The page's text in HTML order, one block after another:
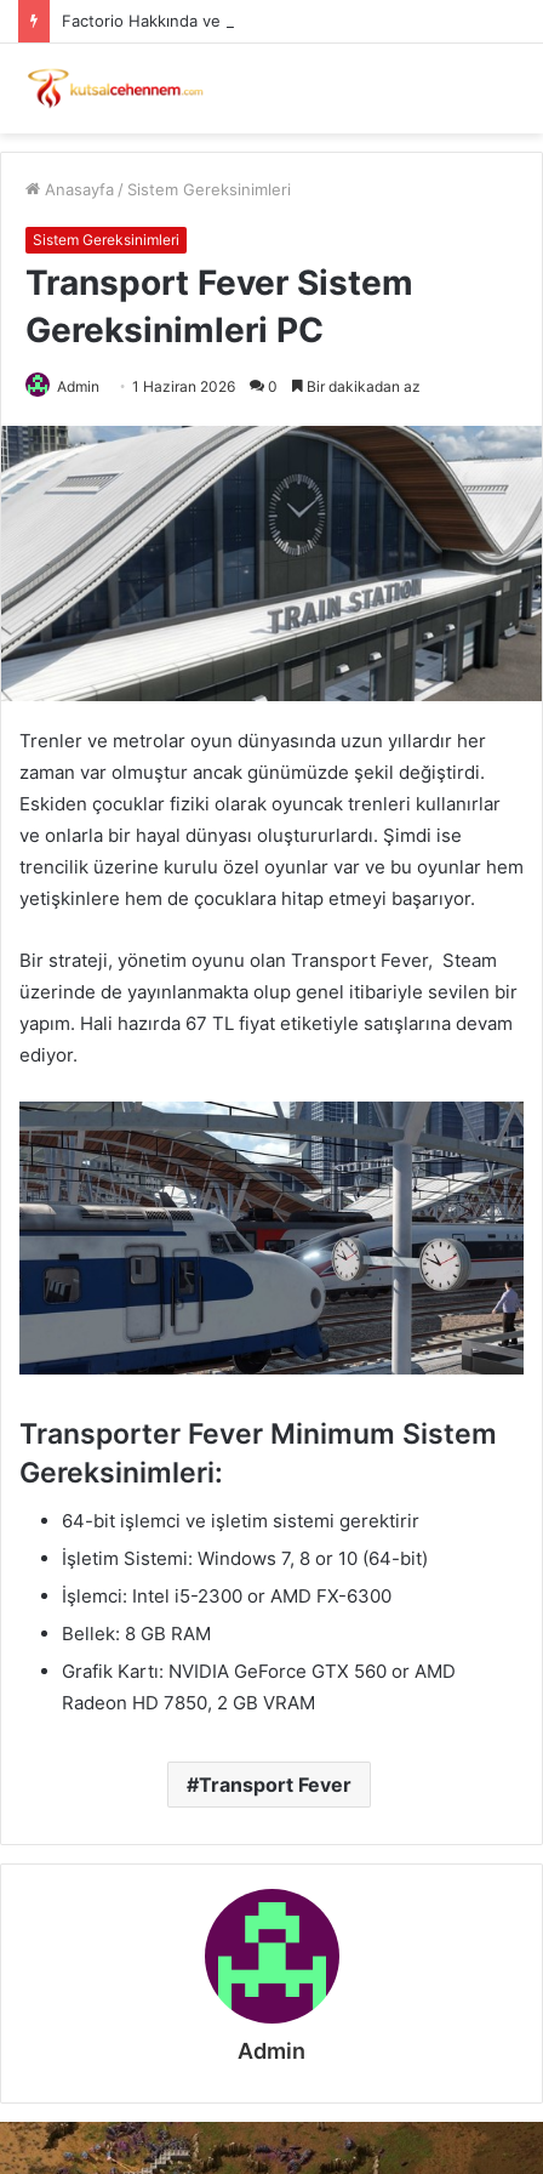
Factorio Hakkında ve Sistem Gereksinimleri
Anasayfa / Sistem Gereksinimleri
Sistem Gereksinimleri
Transport Fever Sistem
Gereksinimleri PC
Admin 1 Haziran 2026 0 Bir dakikadan az
Trenler ve metrolar oyun dünyasında uzun yıllardır her
zaman var olmuştur ancak günümüzde şekil değiştirdi.
Eskiden çocuklar fiziki olarak oyuncak trenleri kullanırlar
ve onlarla bir hayal dünyası oluştururlardı. Şimdi ise
trencilik üzerine kurulu özel oyunlar var ve bu oyunlar hem
yetişkinlere hem de çocuklara hitap etmeyi başarıyor.
Bir strateji, yönetim oyunu olan Transport Fever, Steam
üzerinde de yayınlanmakta olup genel itibariyle sevilen bir
yapım. Hali hazırda 67 TL fiyat etiketiyle satışlarına devam
ediyor.
Transporter Fever Minimum Sistem
Gereksinimleri:
64-bit işlemci ve işletim sistemi gerektirir
İşletim Sistemi: Windows 7, 8 or 10 (64-bit)
İşlemci: Intel i5-2300 or AMD FX-6300
Bellek: 8 GB RAM
Grafik Kartı: NVIDIA GeForce GTX 560 or AMD
Radeon HD 7850, 2 GB VRAM
Transport Fever
Admin